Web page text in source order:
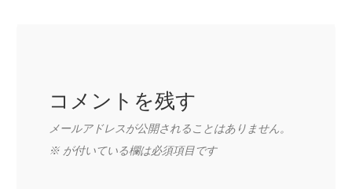
コメントを残す
メールアドレスが公開されることはありません。
※ が付いている欄は必須項目です